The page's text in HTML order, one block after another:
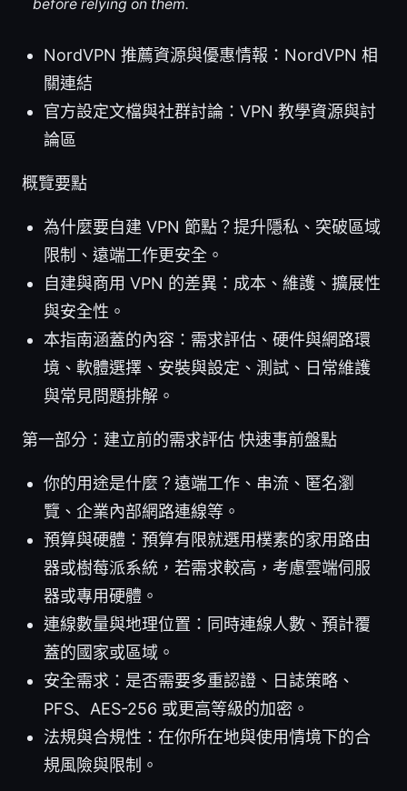
before relying on them.
NordVPN 推薦資源與優惠情報：NordVPN 相
關連結
官方設定文檔與社群討論：VPN 教學資源與討
論區
概覽要點
為什麼要自建 VPN 節點？提升隱私、突破區域
限制、遠端工作更安全。
自建與商用 VPN 的差異：成本、維護、擴展性
與安全性。
本指南涵蓋的內容：需求評估、硬件與網路環
境、軟體選擇、安裝與設定、測試、日常維護
與常見問題排解。
第一部分：建立前的需求評估 快速事前盤點
你的用途是什麼？遠端工作、串流、匿名瀏
覽、企業內部網路連線等。
預算與硬體：預算有限就選用樸素的家用路由
器或樹莓派系統，若需求較高，考慮雲端伺服
器或專用硬體。
連線數量與地理位置：同時連線人數、預計覆
蓋的國家或區域。
安全需求：是否需要多重認證、日誌策略、
PFS、AES-256 或更高等級的加密。
法規與合規性：在你所在地與使用情境下的合
規風險與限制。